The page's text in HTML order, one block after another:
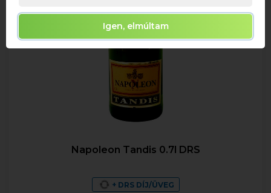
Napoleon Tandis 0.7l DRS
+ DRS DÍJ/ÜVEG
Igen, elmúltam